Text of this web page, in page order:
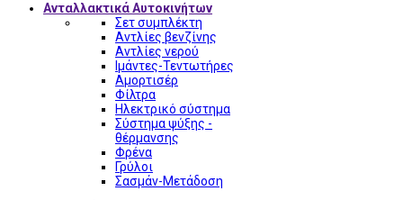
Ανταλλακτικά Αυτοκινήτων
Σετ συμπλέκτη
Αντλίες βενζίνης
Αντλίες νερού
Ιμάντες-Τεντωτήρες
Αμορτισέρ
Φίλτρα
Ηλεκτρικό σύστημα
Σύστημα ψύξης -
θέρμανσης
Φρένα
Γρύλοι
Σασμάν-Μετάδοση